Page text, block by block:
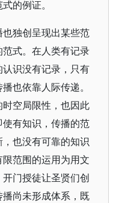
的例证。
独创呈现出某些范
式。在人类有记录
识没有记录，只有
也依靠人际传递。
空局限性，也因此
有知识，传播的范
也没有可靠的知识
范围的运用为用文
门授徒让圣贤们创
尚未形成体系，既